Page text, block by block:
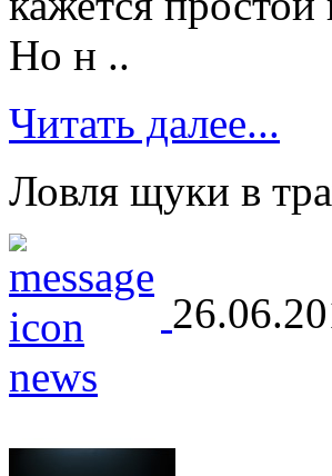
Но н ..
Читать далее...
Ловля щуки в